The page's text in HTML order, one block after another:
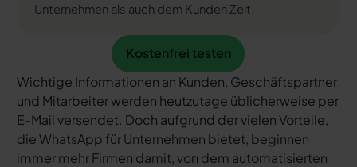
Unternehmen als auch dem Kunden Zeit.
Kostenfrei testen
Kostenfrei testen
Wichtige Informationen an Kunden, Geschäftspartner
und Mitarbeiter werden heutzutage üblicherweise per
E-Mail versendet. Doch aufgrund der vielen Vorteile,
die WhatsApp für Unternehmen bietet, beginnen
immer mehr Firmen damit, von dem automatisierten